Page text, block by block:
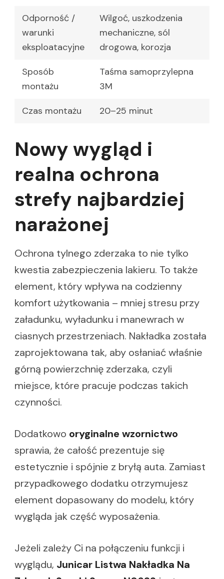
Odporność /
warunki
eksploatacyjne
Wilgoć, uszkodzenia
mechaniczne, sól
drogowa, korozja
Sposób
montażu
Taśma samoprzylepna
3M
Czas montażu 20–25 minut
Nowy wygląd i
realna ochrona
strefy najbardziej
narażonej
Ochrona tylnego zderzaka to nie tylko
kwestia zabezpieczenia lakieru. To także
element, który wpływa na codzienny
komfort użytkowania – mniej stresu przy
załadunku, wyładunku i manewrach w
ciasnych przestrzeniach. Nakładka została
zaprojektowana tak, aby osłaniać właśnie
górną powierzchnię zderzaka, czyli
miejsce, które pracuje podczas takich
czynności.
Dodatkowo oryginalne wzornictwo
sprawia, że całość prezentuje się
estetycznie i spójnie z bryłą auta. Zamiast
przypadkowego dodatku otrzymujesz
element dopasowany do modelu, który
wygląda jak część wyposażenia.
Jeżeli zależy Ci na połączeniu funkcji i
wyglądu, Junicar Listwa Nakładka Na